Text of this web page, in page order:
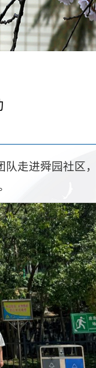
走进舜园社区